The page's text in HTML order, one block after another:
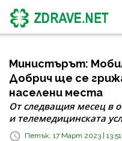
Министърът:
Добрич ще се
населени места
От следващия месец в
и телемедицинската
Петък, 17 Март 2023 |